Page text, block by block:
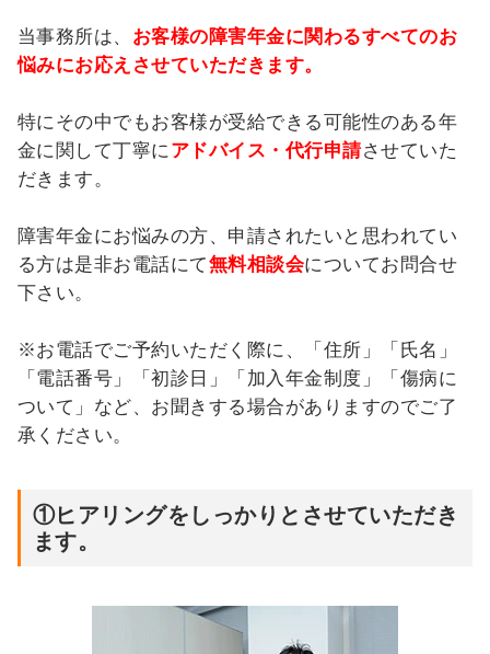
当事務所は、 お客様の障害年金に関わるすべてのお
悩みにお応えさせていただきます。
特にその中でもお客様が受給できる可能性のある年
金に関して丁寧にアドバイス・代行申請させていた
だきます。
障害年金にお悩みの方、申請されたいと思われてい
る方は是非お電話にて無料相談会についてお問合せ
下さい。
※お電話でご予約いただく際に、「住所」「氏名」
「電話番号」「初診日」「加入年金制度」「傷病に
ついて」など、お聞きする場合がありますのでご了
承ください。
①ヒアリングをしっかりとさせていただき
ます。